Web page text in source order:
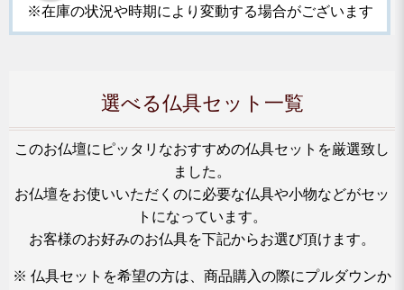
※在庫の状況や時期により変動する場合がございます
選べる仏具セット一覧
このお仏壇にピッタリなおすすめの仏具セットを厳選致し
ました。
お仏壇をお使いいただくのに必要な仏具や小物などがセッ
トになっています。
お客様のお好みのお仏具を下記からお選び頂けます。
※ 仏具セットを希望の方は、商品購入の際にプルダウンか